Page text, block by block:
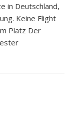
in Deutschland,
Keine Flight
Platz Der